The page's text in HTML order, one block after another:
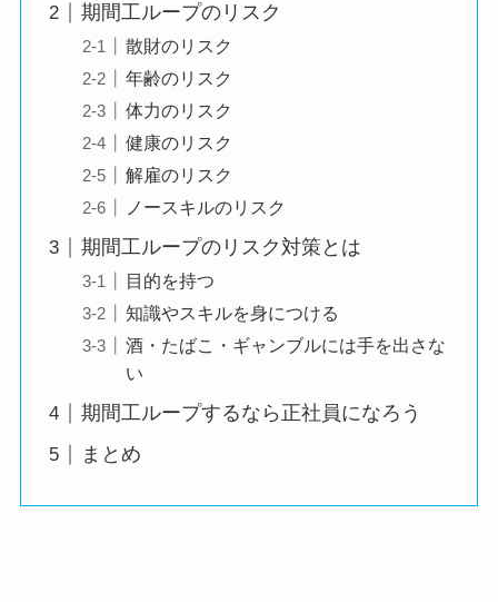
期間工ループのリスク
散財のリスク
年齢のリスク
体力のリスク
健康のリスク
解雇のリスク
ノースキルのリスク
期間工ループのリスク対策とは
目的を持つ
知識やスキルを身につける
酒・たばこ・ギャンブルには手を出さな
い
期間工ループするなら正社員になろう
まとめ